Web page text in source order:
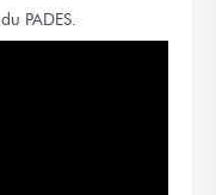
du PADES.